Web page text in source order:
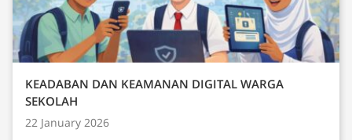
KEADABAN DAN KEAMANAN DIGITAL WARGA
SEKOLAH
22 January 2026